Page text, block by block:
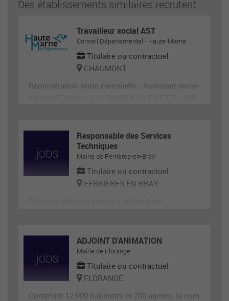
Des établissements similaires recrutent
Travailleur social AST
Conseil Départemental - Haute-Marne
Titulaire ou contractuel
CHAUMONT
Rémunération brute mensuelle : Assistant socio-
Responsable des Services
Techniques
Mairie de Ferrières-en-Bray
Titulaire ou contractuel
FERRIERES EN BRAY
ADJOINT D'ANIMATION
Mairie de Florange
Titulaire ou contractuel
FLORANGE
Comptant 12 000 habitants et 200 agents, la com